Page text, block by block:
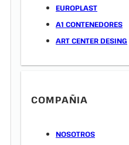
EUROPLAST
A1 CONTENEDORES
ART CENTER DESING
COMPAÑIA
NOSOTROS